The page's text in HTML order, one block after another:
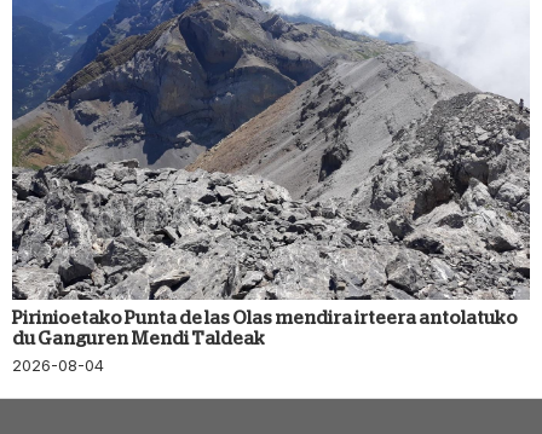
Pirinioetako Punta de las Olas mendira irteera antolatuko
du Ganguren Mendi Taldeak
2026-08-04